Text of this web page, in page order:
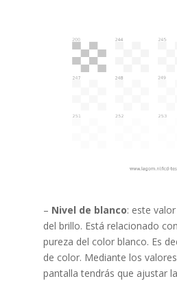
– Nivel de blanco: este
del brillo. Está relacionado
pureza del color blanco. Es
de color. Mediante los
pantalla tendrás que ajustar la